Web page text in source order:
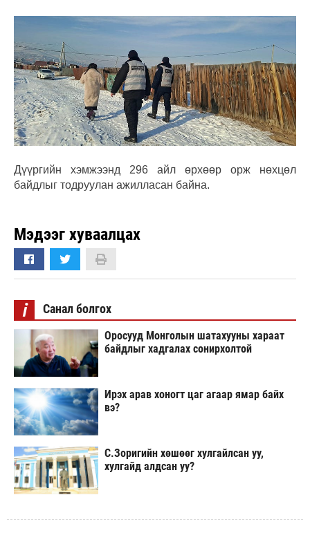
Дүүргийн хэмжээнд 296 айл өрхөөр орж нөхцөл
байдлыг тодруулан ажилласан байна.
Мэдээг хуваалцах
i Санал болгох
Оросууд Монголын шатахууны хараат
байдлыг хадгалах сонирхолтой
Ирэх арав хоногт цаг агаар ямар байх
вэ?
С.Зоригийн хөшөөг хулгайлсан уу,
хулгайд алдсан уу?